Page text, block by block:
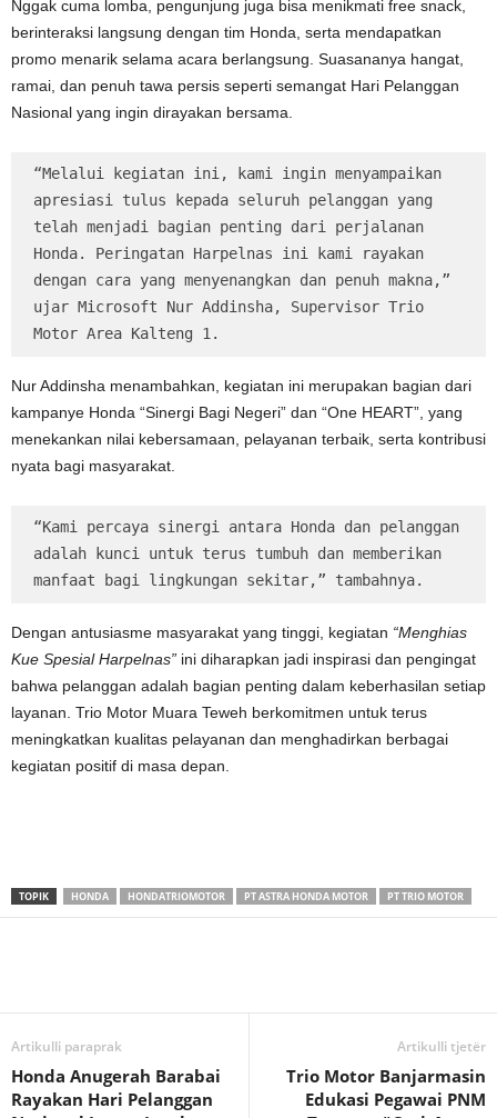
Nggak cuma lomba, pengunjung juga bisa menikmati free snack,
berinteraksi langsung dengan tim Honda, serta mendapatkan
promo menarik selama acara berlangsung. Suasananya hangat,
ramai, dan penuh tawa persis seperti semangat Hari Pelanggan
Nasional yang ingin dirayakan bersama.
“Melalui kegiatan ini, kami ingin menyampaikan
apresiasi tulus kepada seluruh pelanggan yang
telah menjadi bagian penting dari perjalanan
Honda. Peringatan Harpelnas ini kami rayakan
dengan cara yang menyenangkan dan penuh makna,”
ujar Microsoft Nur Addinsha, Supervisor Trio
Motor Area Kalteng 1.
Nur Addinsha menambahkan, kegiatan ini merupakan bagian dari
kampanye Honda “Sinergi Bagi Negeri” dan “One HEART”, yang
menekankan nilai kebersamaan, pelayanan terbaik, serta kontribusi
nyata bagi masyarakat.
“Kami percaya sinergi antara Honda dan pelanggan
adalah kunci untuk terus tumbuh dan memberikan
manfaat bagi lingkungan sekitar,” tambahnya.
Dengan antusiasme masyarakat yang tinggi, kegiatan “Menghias
Kue Spesial Harpelnas” ini diharapkan jadi inspirasi dan pengingat
bahwa pelanggan adalah bagian penting dalam keberhasilan setiap
layanan. Trio Motor Muara Teweh berkomitmen untuk terus
meningkatkan kualitas pelayanan dan menghadirkan berbagai
kegiatan positif di masa depan.
TOPIK HONDA HONDATRIOMOTOR PT ASTRA HONDA MOTOR PT TRIO MOTOR
Artikulli paraprak
Honda Anugerah Barabai
Rayakan Hari Pelanggan
Artikulli tjetër
Trio Motor Banjarmasin
Edukasi Pegawai PNM